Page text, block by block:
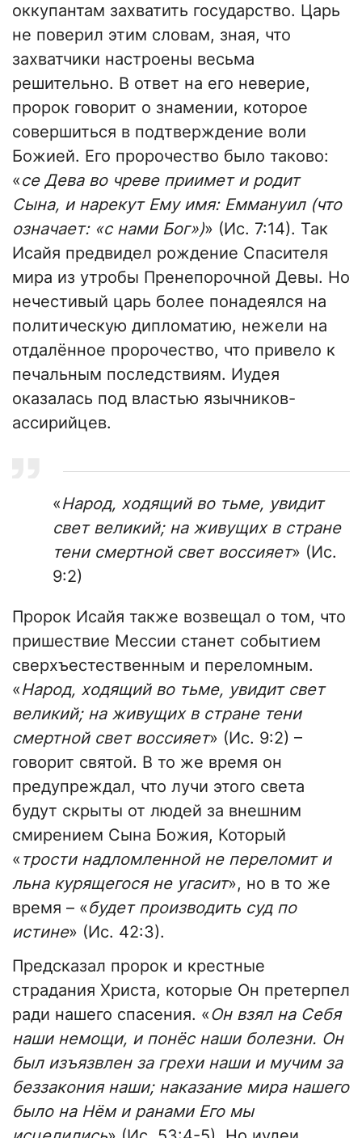
оккупантам захватить государство. Царь
не поверил этим словам, зная, что
захватчики настроены весьма
решительно. В ответ на его неверие,
пророк говорит о знамении, которое
совершиться в подтверждение воли
Божией. Его пророчество было таково:
«се Дева во чреве приимет и родит
Сына, и нарекут Ему имя: Еммануил (что
означает: «с нами Бог»)» (Ис. 7:14). Так
Исайя предвидел рождение Спасителя
мира из утробы Пренепорочной Девы. Но
нечестивый царь более понадеялся на
политическую дипломатию, нежели на
отдалённое пророчество, что привело к
печальным последствиям. Иудея
оказалась под властью язычников-
ассирийцев.
«Народ, ходящий во тьме, увидит
свет великий; на живущих в стране
тени смертной свет воссияет» (Ис.
9:2)
Пророк Исайя также возвещал о том, что
пришествие Мессии станет событием
сверхъестественным и переломным.
«Народ, ходящий во тьме, увидит свет
великий; на живущих в стране тени
смертной свет воссияет» (Ис. 9:2) –
говорит святой. В то же время он
предупреждал, что лучи этого света
будут скрыты от людей за внешним
смирением Сына Божия, Который
« трости надломленной не переломит и
льна курящегося не угасит», но в то же
время – «будет производить суд по
истине» (Ис. 42:3).
Предсказал пророк и крестные
страдания Христа, которые Он претерпел
ради нашего спасения. «Он взял на Себя
наши немощи, и понёс наши болезни. Он
был изъязвлен за грехи наши и мучим за
беззакония наши; наказание мира нашего
было на Нём и ранами Его мы